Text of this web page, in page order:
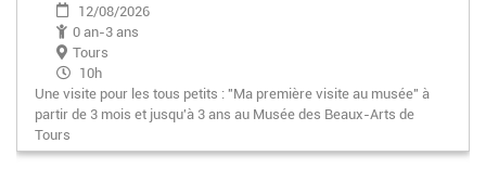
12/08/2026
0 an-3 ans
Tours
10h
Une visite pour les tous petits : "Ma première visite au musée" à
partir de 3 mois et jusqu'à 3 ans au Musée des Beaux-Arts de
Tours